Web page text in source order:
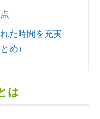
た時間を充実
め）
は